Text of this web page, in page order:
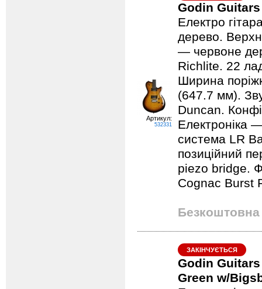
Артикул:
532331
Godin
Електро
дерево.
— червоне
Richlite. 22
Ширина
(647.7 мм).
Duncan.
Електроніка
система LR
позиційний
piezo bridge.
Cognac Burst
Безкоштовна
ЗАКІНЧУЄТЬСЯ
Godin
Green w/